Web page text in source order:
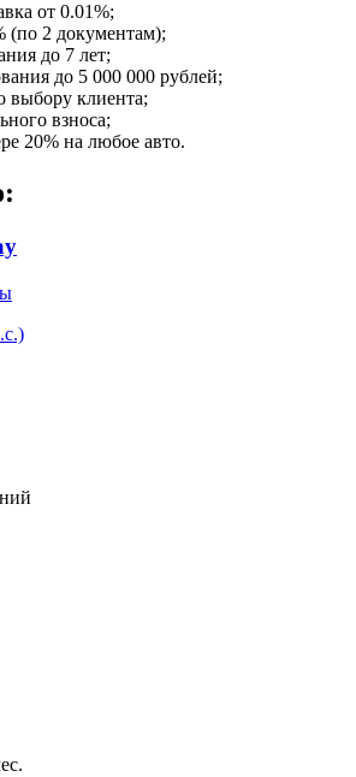
от 0.01%;
(по 2 документам);
до 7 лет;
до 5 000 000 рублей;
выбору клиента;
взноса;
20% на любое авто.